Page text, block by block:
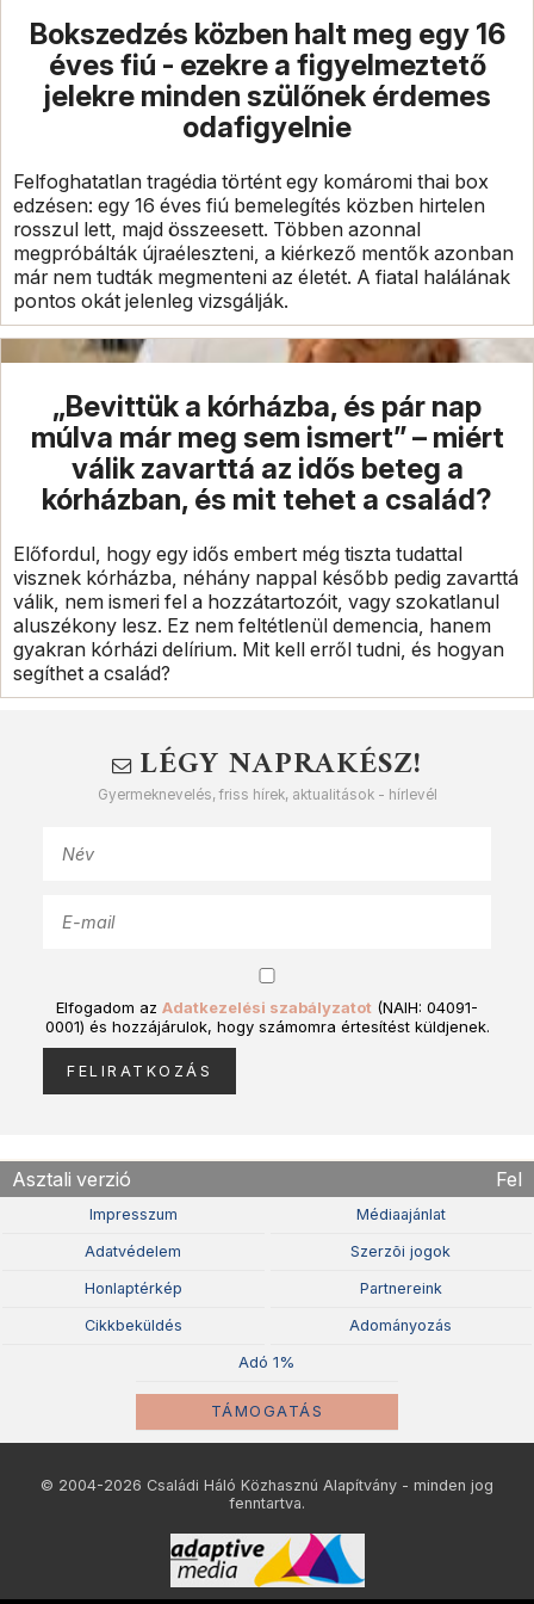
Bokszedzés közben halt meg egy 16
éves fiú - ezekre a figyelmeztető
jelekre minden szülőnek érdemes
odafigyelnie
Felfoghatatlan tragédia történt egy komáromi thai box
edzésen: egy 16 éves fiú bemelegítés közben hirtelen
rosszul lett, majd összeesett. Többen azonnal
megpróbálták újraéleszteni, a kiérkező mentők azonban
már nem tudták megmenteni az életét. A fiatal halálának
pontos okát jelenleg vizsgálják.
„Bevittük a kórházba, és pár nap
múlva már meg sem ismert” – miért
válik zavarttá az idős beteg a
kórházban, és mit tehet a család?
Előfordul, hogy egy idős embert még tiszta tudattal
visznek kórházba, néhány nappal később pedig zavarttá
válik, nem ismeri fel a hozzátartozóit, vagy szokatlanul
aluszékony lesz. Ez nem feltétlenül demencia, hanem
gyakran kórházi delírium. Mit kell erről tudni, és hogyan
segíthet a család?
LÉGY NAPRAKÉSZ!
Gyermeknevelés, friss hírek, aktualitások - hírlevél
Elfogadom az Adatkezelési szabályzatot (NAIH: 04091-
0001) és hozzájárulok, hogy számomra értesítést küldjenek.
Asztali verzió Fel
Impresszum Médiaajánlat
Adatvédelem Szerzõi jogok
Honlaptérkép Partnereink
Cikkbeküldés Adományozás
Adó 1%
TÁMOGATÁS
© 2004-2026 Családi Háló Közhasznú Alapítvány - minden jog
fenntartva.